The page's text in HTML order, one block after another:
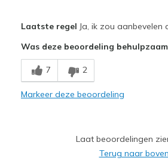
Beste toepassingen
Casual Wear
View On Shoes
I'm Into Shoes
Laatste regel Ja, ik zou aanbevelen
Was deze beoordeling
7 2
Markeer deze beoordeling
Laat beoordelingen
Terug naar boven